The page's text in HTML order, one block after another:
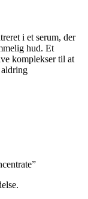
i et serum, der
hud. Et
komplekser til at